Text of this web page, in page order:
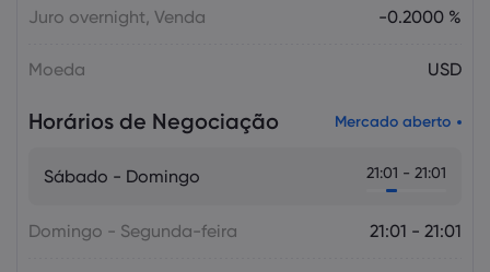
Juro overnight, Venda -0.2000 %
Moeda USD
Horários de Negociação Mercado aberto
Sábado - Domingo 21:01 - 21:01
Domingo - Segunda-feira 21:01 - 21:01